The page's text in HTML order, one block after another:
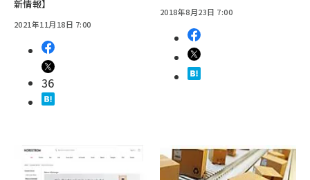
新情報】
2021年11月18日 7:00
36
2018年8月23日 7:00